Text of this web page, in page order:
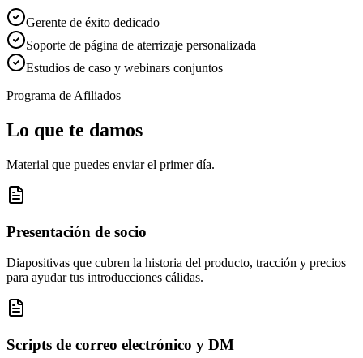
Gerente de éxito dedicado
Soporte de página de aterrizaje personalizada
Estudios de caso y webinars conjuntos
Programa de Afiliados
Lo que te damos
Material que puedes enviar el primer día.
Presentación de socio
Diapositivas que cubren la historia del producto, tracción y precios
para ayudar tus introducciones cálidas.
Scripts de correo electrónico y DM